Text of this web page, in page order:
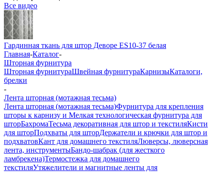
Все видео
Гардинная ткань для штор Деворе ES10-37 белая
Главная-Каталог-
Шторная фурнитура
Шторная фурнитураШвейная фурнитураКарнизыКаталоги,
брелки
-
Лента шторная (мотажная тесьма)
Лента шторная (мотажная тесьма)Фурнитура для крепления
шторы к карнизу и Мелкая технологическая фурнитура для
шторБахромаТесьма декоративная для штор и текстиляКисти
для шторПодхваты для шторДержатели и крючки для штор и
подхватовКант для домашнего текстиляЛюверсы, люверсная
лента, инструментыБандо-шабрак (для жесткого
ламбрекена)Термостежка для домашнего
текстиляУтяжелители и магнитные ленты для